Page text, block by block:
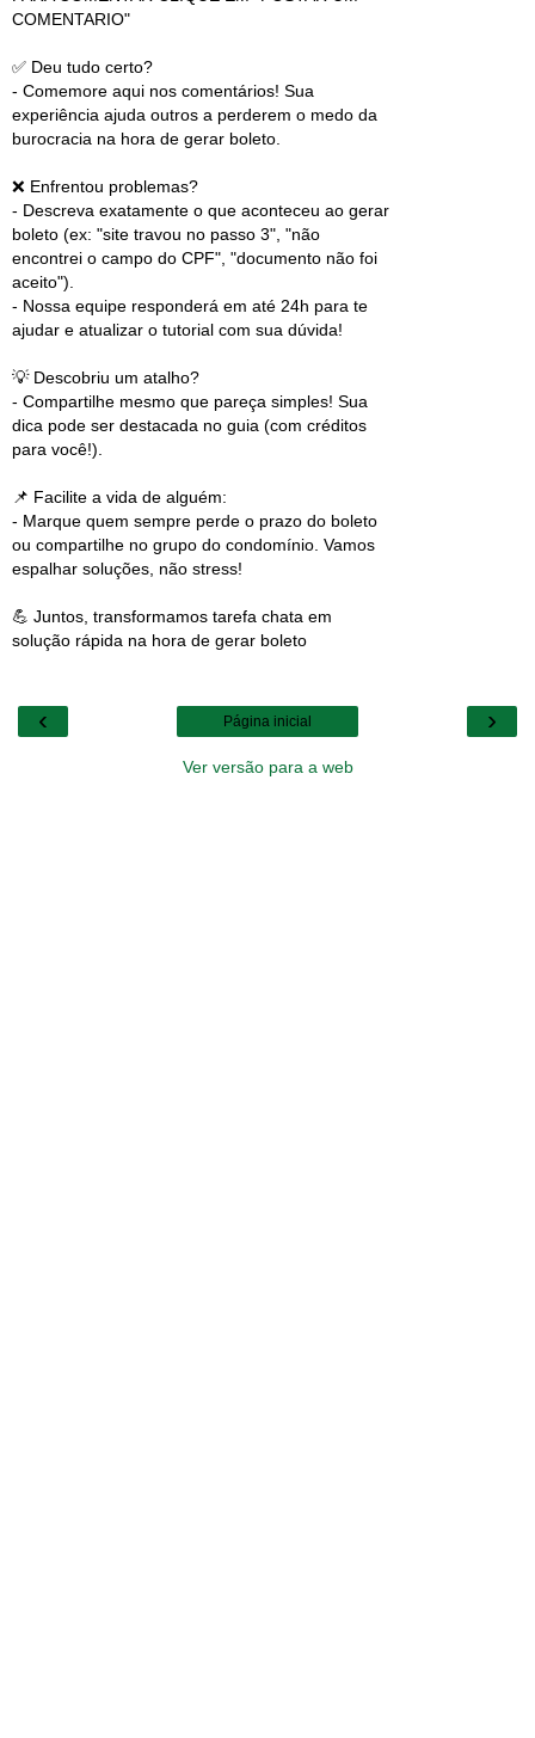
COMENTARIO"
✅ Deu tudo certo?
- Comemore aqui nos comentários! Sua
experiência ajuda outros a perderem o medo da
burocracia na hora de gerar boleto.
❌ Enfrentou problemas?
- Descreva exatamente o que aconteceu ao gerar
boleto (ex: "site travou no passo 3", "não
encontrei o campo do CPF", "documento não foi
aceito").
- Nossa equipe responderá em até 24h para te
ajudar e atualizar o tutorial com sua dúvida!
💡 Descobriu um atalho?
- Compartilhe mesmo que pareça simples! Sua
dica pode ser destacada no guia (com créditos
para você!).
📌 Facilite a vida de alguém:
- Marque quem sempre perde o prazo do boleto
ou compartilhe no grupo do condomínio. Vamos
espalhar soluções, não stress!
💪 Juntos, transformamos tarefa chata em
solução rápida na hora de gerar boleto
‹ ›
Página inicial
Ver versão para a web